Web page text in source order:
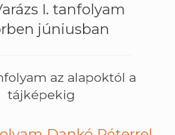
I. tanfolyam
júniusban
az alapoktól a
tájképekig